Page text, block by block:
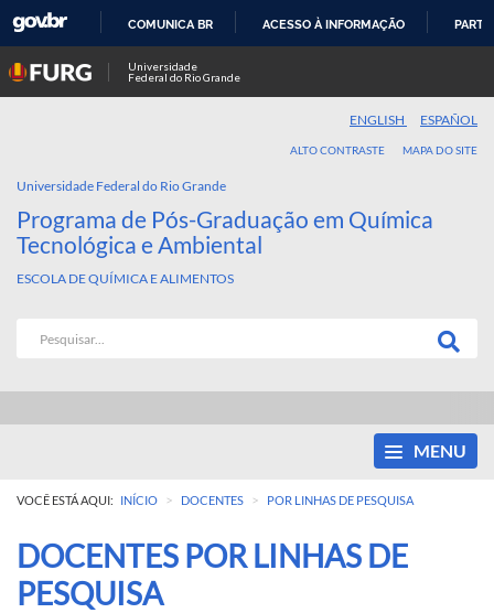
COMUNICA BR ACESSO À INFORMAÇÃO
Universidade
Federal do Rio Grande
ENGLISH ESPAÑOL
ALTO CONTRASTE MAPA DO SITE
Universidade Federal do Rio Grande
Programa de Pós-Graduação em Química
Tecnológica e Ambiental
ESCOLA DE QUÍMICA E ALIMENTOS
MENU
VOCÊ ESTÁ AQUI: INÍCIO > DOCENTES > POR LINHAS DE PESQUISA
DOCENTES POR LINHAS DE
PESQUISA